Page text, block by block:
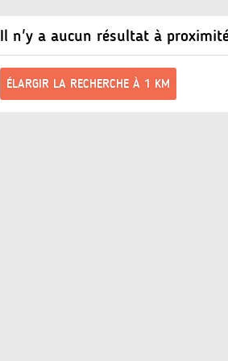
Il n'y a aucun résultat à
ÉLARGIR LA RECHERCHE À 1 KM